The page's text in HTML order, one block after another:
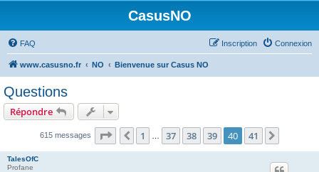
CasusNO
FAQ Connexion
Inscription
www.casusno.fr NO Bienvenue sur Casus NO
Questions
Répondre
615 messages Page 40 sur 41
Précédent
1 37 38 39 40 41
TalesOfC
Profane